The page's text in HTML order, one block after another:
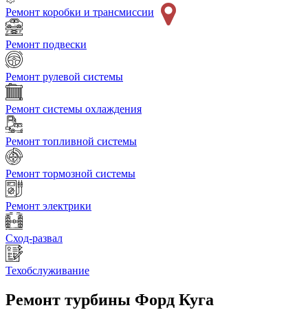
Ремонт коробки и трансмиссии
Ремонт подвески
Ремонт рулевой системы
Ремонт системы охлаждения
Ремонт топливной системы
Ремонт тормозной системы
Ремонт электрики
Сход-развал
Техобслуживание
Ремонт турбины Форд Куга